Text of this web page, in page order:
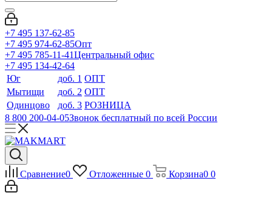
+7 495 137-62-85
+7 495 974-62-85Опт
+7 495 785-11-41Центральный офис
+7 495 134-42-64
Юг
доб. 1 ОПТ
Мытищи
доб. 2 ОПТ
Одинцово
доб. 3 РОЗНИЦА
8 800 200-04-05Звонок бесплатный по всей России
Сравнение0 Отложенные 0 Корзина0 0